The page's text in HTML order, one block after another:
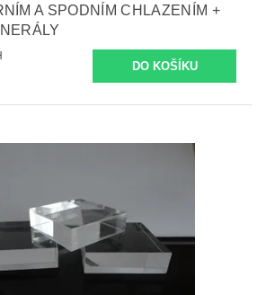
A SPODNÍM CHLAZENÍM +